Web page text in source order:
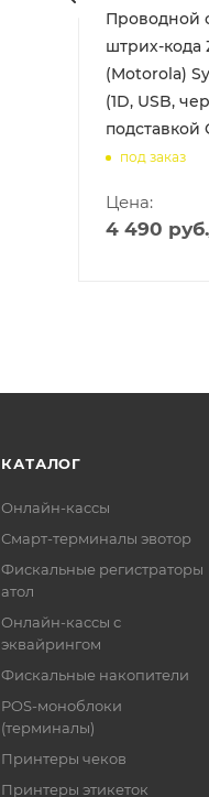
Проводной
штрих-кода
(Motorola)
(1D, USB,
подставкой
под заказ
Цена:
4 490 руб.
КАТАЛОГ
Онлайн-кассы
Смарт-терминалы эвотор
Фискальные регистраторы
атол
Онлайн-кассы с
эквайрингом
Фискальные накопители
POS-моноблоки
(терминалы)
Принтеры чеков
Принтеры этикеток